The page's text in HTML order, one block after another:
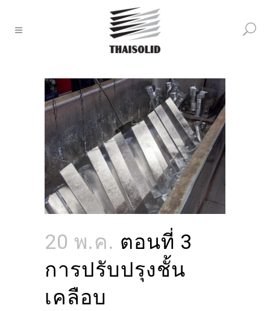
20 พ.ค. ตอนที่ 3
การปรับปรุงชั้น
เคลือบ